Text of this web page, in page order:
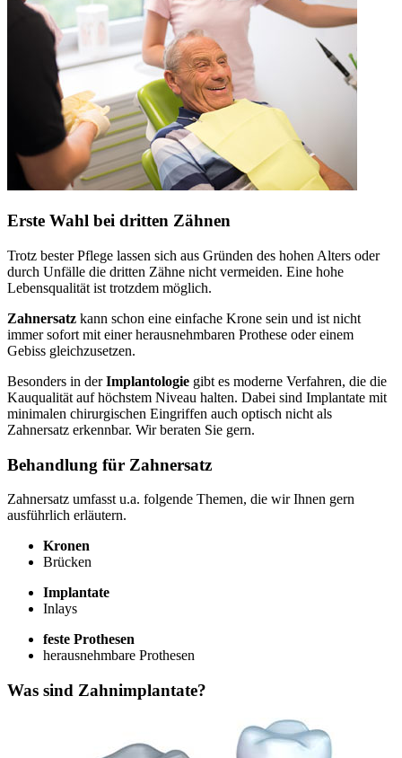
Erste Wahl bei dritten Zähnen
Trotz bester Pflege lassen sich aus Gründen des hohen Alters oder
durch Unfälle die dritten Zähne nicht vermeiden. Eine hohe
Lebensqualität ist trotzdem möglich.
Zahnersatz kann schon eine einfache Krone sein und ist nicht
immer sofort mit einer herausnehmbaren Prothese oder einem
Gebiss gleichzusetzen.
Besonders in derImplantologie gibt es moderne Verfahren, die die
Kauqualität auf höchstem Niveau halten. Dabei sind Implantate mit
minimalen chirurgischen Eingriffen auch optisch nicht als
Zahnersatz erkennbar. Wir beraten Sie gern.
Behandlung für Zahnersatz
Zahnersatz umfasst u.a. folgende Themen, die wir Ihnen gern
ausführlich erläutern.
Kronen
Brücken
Implantate
Inlays
feste Prothesen
herausnehmbare Prothesen
Was sind Zahnimplantate?